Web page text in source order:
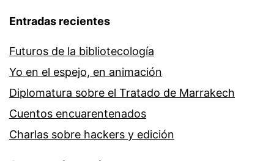
Entradas recientes
Futuros de la bibliotecología
Yo en el espejo, en animación
Diplomatura sobre el Tratado de Marrakech
Cuentos encuarentenados
Charlas sobre hackers y edición